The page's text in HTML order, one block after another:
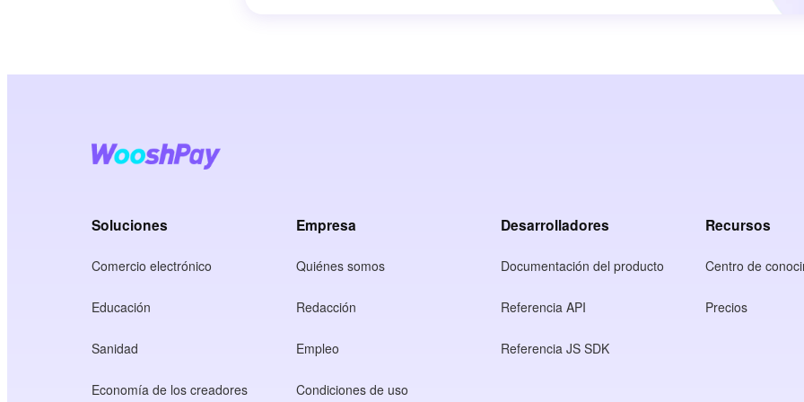
Soluciones
Comercio electrónico
Educación
Sanidad
Economía de los creadores
Empresa
Quiénes somos
Redacción
Empleo
Condiciones de uso
Desarrolladores
Documentación del producto
Referencia API
Referencia JS SDK
Recursos
Centro de
Precios